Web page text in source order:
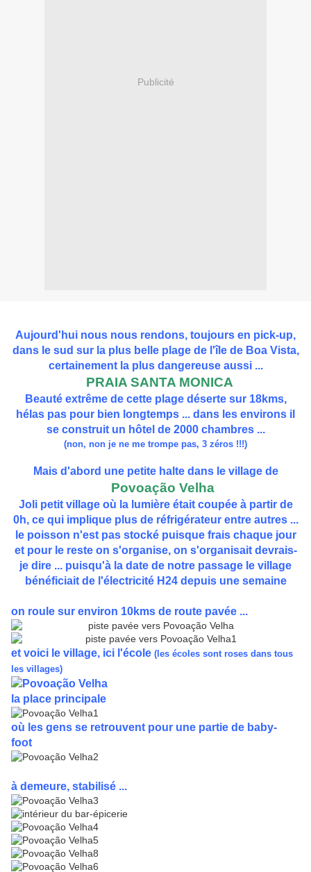
Publicité
Aujourd'hui nous nous rendons, toujours en pick-up,
dans le sud sur la plus belle plage de l'île de Boa Vista,
certainement la plus dangereuse aussi ...
PRAIA SANTA MONICA
Beauté extrême de cette plage déserte sur 18kms,
hélas pas pour bien longtemps ... dans les environs il
se construit un hôtel de 2000 chambres ...
(non, non je ne me trompe pas, 3 zéros !!!)
Mais d'abord une petite halte dans le village de
Povoação Velha
Joli petit village où la lumière était coupée à partir de
0h, ce qui implique plus de réfrigérateur entre autres ...
le poisson n'est pas stocké puisque frais chaque jour
et pour le reste on s'organise, on s'organisait devrais-
je dire ... puisqu'à la date de notre passage le village
bénéficiait de l'électricité H24 depuis une semaine
on roule sur environ 10kms de route pavée ...
et voici le village, ici l'école (les écoles sont roses dans tous
les villages)
la place principale
où les gens se retrouvent pour une partie de baby-
foot
à demeure, stabilisé ...